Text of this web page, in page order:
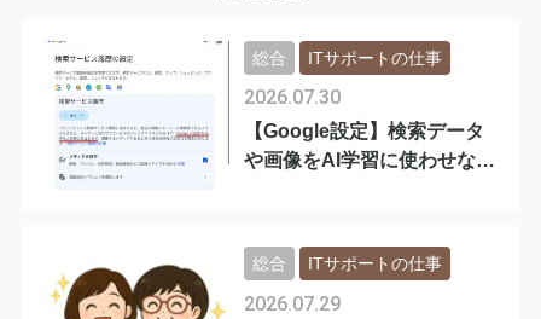
【Google設定】検索データ
や画像をAI学習に使わせない
2026.07.30
総合 ITサポートの仕事
2026.07.29
総合 ITサポートの仕事